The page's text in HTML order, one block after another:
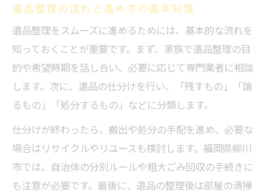
遺品整理が家族の絆を深める理由
遺品整理で生まれる家族間の新たな理解
遺品整理を円満に進める会話のコツ
遺品整理で相続トラブルを防ぐための工夫
遺品整理経験者が語る信頼回復の体験談
思い出を大切にする遺品整理の工夫集
遺品整理で思い出の品を残す整理術
写真や手紙を活かす遺品整理のコツ
遺品整理で形見分けを円滑に進める方法
遺品整理の流れと進め方の基本知識
遺品整理をスムーズに進めるためには、基本的な流れを
知っておくことが重要です。まず、家族で遺品整理の目
的や希望時期を話し合い、必要に応じて専門業者に相談
します。次に、遺品の仕分けを行い、「残すもの」「譲
るもの」「処分するもの」などに分類します。
仕分けが終わったら、搬出や処分の手配を進め、必要な
場合はリサイクルやリユースも検討します。福岡県柳川
市では、自治体の分別ルールや粗大ごみ回収の手続きに
も注意が必要です。最後に、遺品の整理後は部屋の清掃